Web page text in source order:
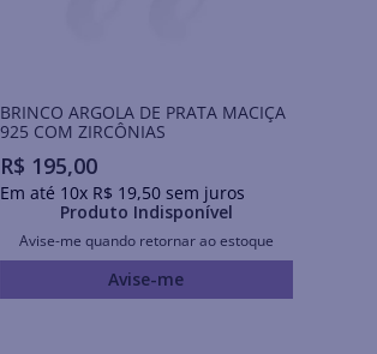
BRINCO ARGOLA DE PRATA MACIÇA
925 COM ZIRCÔNIAS
R$ 195,00
Em até 10x R$ 19,50sem juros
Produto Indisponível
Avise-me quando retornar ao estoque
Avise-me